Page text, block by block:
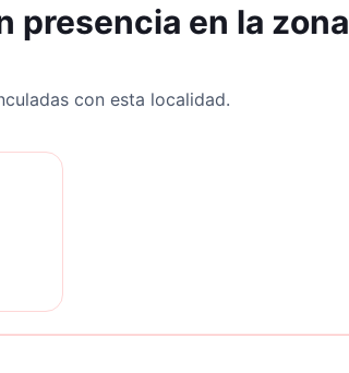
presencia en la zona
con esta localidad.